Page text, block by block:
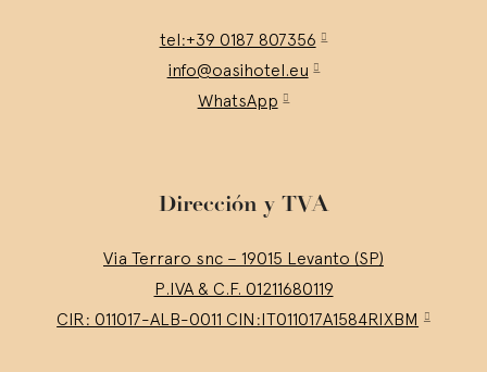
tel:+39 0187 807356
info@oasihotel.eu
WhatsApp
Dirección y TVA
Via Terraro snc – 19015 Levanto (SP)
P.IVA & C.F. 01211680119
CIR: 011017-ALB-0011 CIN:IT011017A1584RIXBM